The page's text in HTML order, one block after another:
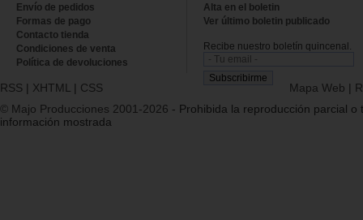
Envío de pedidos
Formas de pago
Contacto tienda
Condiciones de venta
Política de devoluciones
Alta en el boletin
Ver último boletin publicado
Recibe nuestro boletín quincenal.
RSS | XHTML | CSS Mapa Web |
© Majo Producciones 2001-2026 - Prohibida la reproducción parcial o
información mostrada